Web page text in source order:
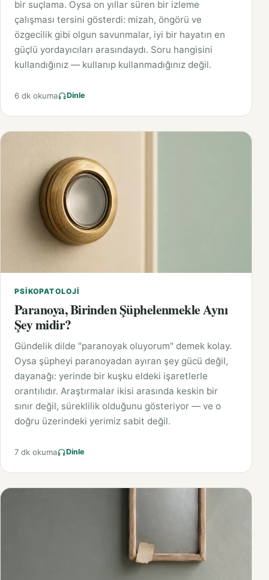
bir suçlama. Oysa on yıllar süren bir izleme
çalışması tersini gösterdi: mizah, öngörü ve
özgecilik gibi olgun savunmalar, iyi bir hayatın en
güçlü yordayıcıları arasındaydı. Soru hangisini
kullandığınız — kullanıp kullanmadığınız değil.
6 dk okuma Dinle
PSIKOPATOLOJI
Paranoya, Birinden Şüphelenmekle Aynı
Şey midir?
Gündelik dilde "paranoyak oluyorum" demek kolay.
Oysa şüpheyi paranoyadan ayıran şey gücü değil,
dayanağı: yerinde bir kuşku eldeki işaretlerle
orantılıdır. Araştırmalar ikisi arasında keskin bir
sınır değil, süreklilik olduğunu gösteriyor — ve o
doğru üzerindeki yerimiz sabit değil.
7 dk okuma Dinle